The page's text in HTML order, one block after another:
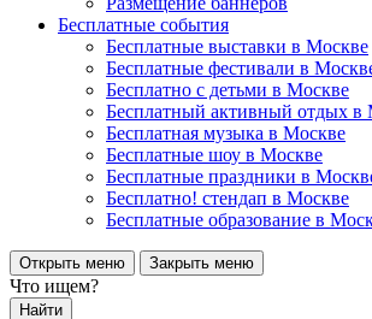
Бесплатные события
Бесплатные выставки в Москве
Бесплатные фестивали в
Бесплатно с детьми в Москве
Бесплатный активный отдых в
Бесплатная музыка в Москве
Бесплатные шоу в Москве
Бесплатные праздники в
Бесплатно! стендап в Москве
Бесплатные образование в
Открыть меню Закрыть меню
Что ищем?
Найти